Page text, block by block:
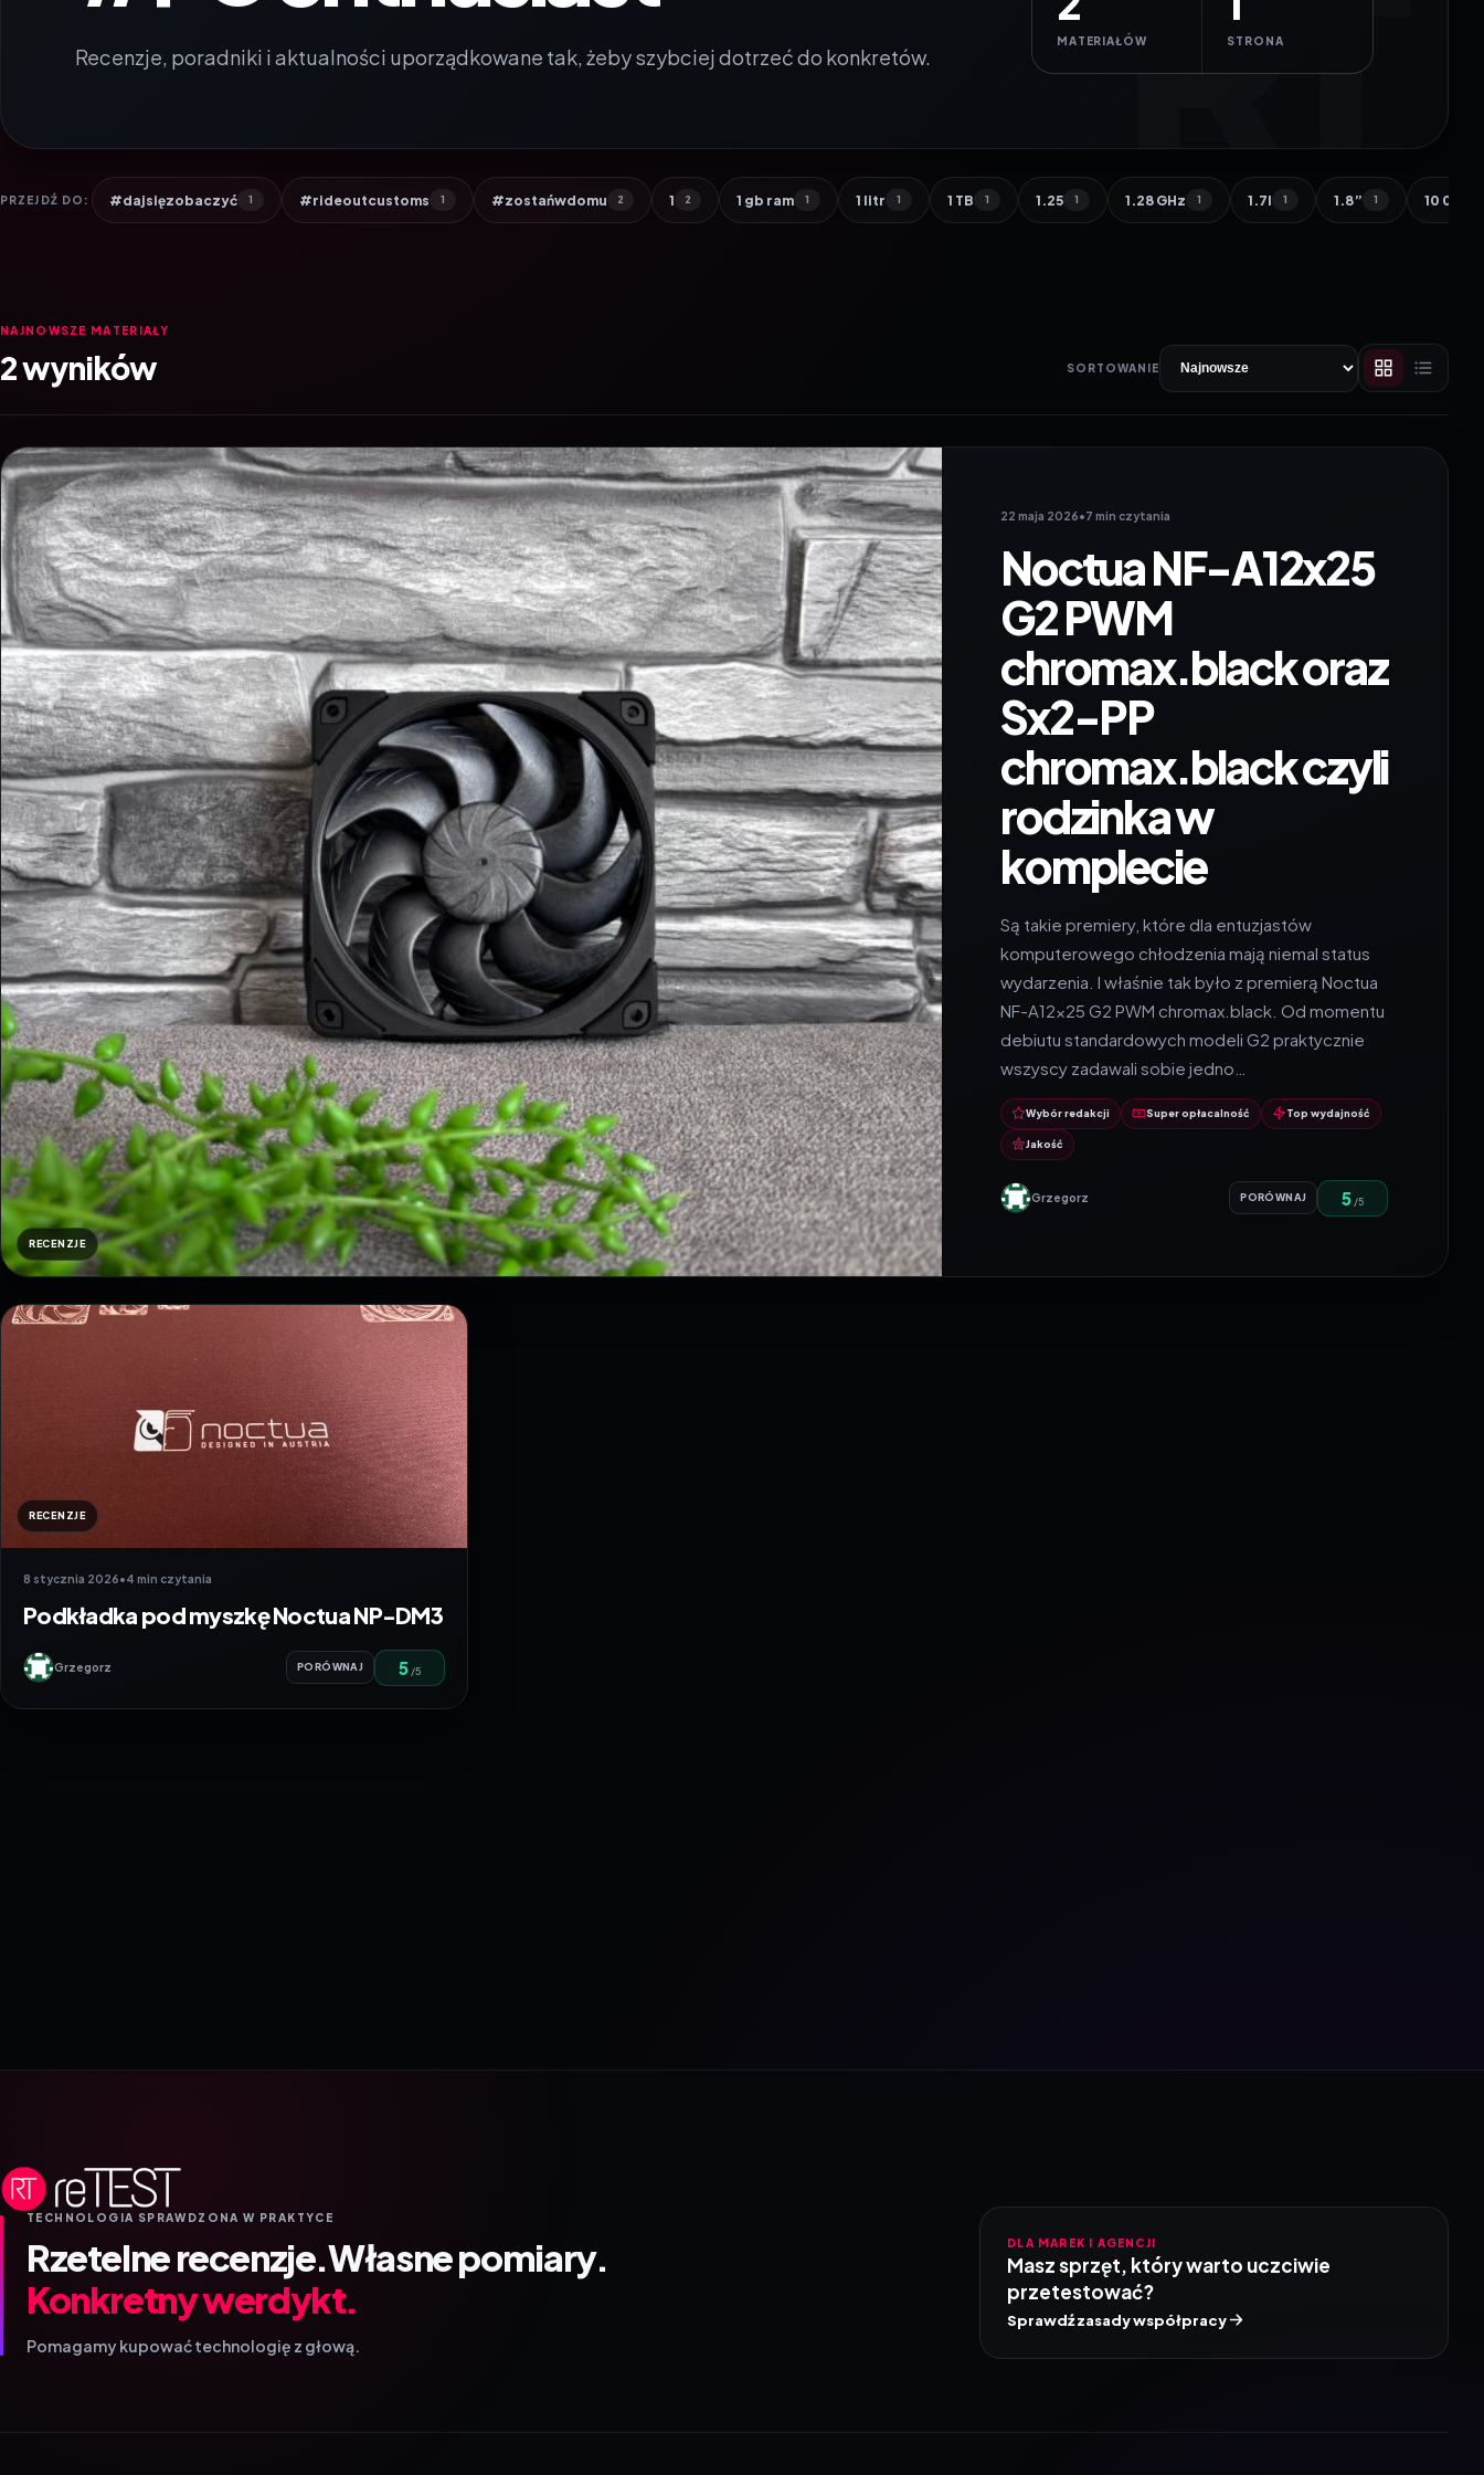
Recenzje, poradniki i aktualności uporządkowane tak, żeby szybciej dotrzeć do konkretów.
MATERIAŁÓW STRONA
PRZEJDŹ DO: #dajsięzobaczyć 1 #rideoutcustoms 1 #zostańwdomu 2 1 2 1 gb ram 1 1 litr 1 1 TB 1 1.25 1 1.28 GHz 1 1.7l 1 1.8” 1 10 000
NAJNOWSZE MATERIAŁY
2 wyników SORTOWANIE
RECENZJE
22 maja 2026•7 min czytania
Noctua NF-A12x25
G2 PWM
chromax.black oraz
Sx2-PP
chromax.black czyli
rodzinka w
komplecie
Są takie premiery, które dla entuzjastów
komputerowego chłodzenia mają niemal status
wydarzenia. I właśnie tak było z premierą Noctua
NF-A12x25 G2 PWM chromax.black. Od momentu
debiutu standardowych modeli G2 praktycznie
wszyscy zadawali sobie jedno…
Wybór redakcji Super opłacalność Top wydajność
Jakość
Grzegorz PORÓWNAJ 5 /5
RECENZJE
8 stycznia 2026•4 min czytania
Podkładka pod myszkę Noctua NP-DM3
Grzegorz PORÓWNAJ 5 /5
TECHNOLOGIA SPRAWDZONA W PRAKTYCE
Rzetelne recenzje.Własne pomiary.
Konkretny werdykt.
Pomagamy kupować technologię z głową.
DLA MAREK I AGENCJI
Masz sprzęt, który warto uczciwie
przetestować?
Sprawdź zasady współpracy